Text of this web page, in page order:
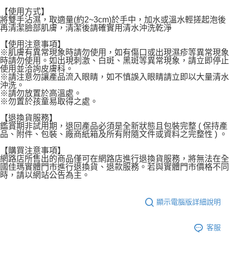
【使用方式】
將雙手沾濕，取適量(約2~3cm)於手中，加水或溫水輕搓起泡後
再清潔臉部肌膚，清潔後請確實用清水沖洗乾淨
【使用注意事項】
※肌膚有異常現象時請勿使用，如有傷口或出現濕疹等異常現象
時請勿使用。如出現刺激、白斑、黑斑等異常現象，請立即停止
使用並洽詢皮膚科。
※請注意勿讓產品流入眼睛，如不慎誤入眼睛請立即以大量清水
沖洗。
※請勿放置於高溫處。
※勿置於孩童易取得之處。
【退換貨服務】
鑑賞期非試用期，退回產品必須是全新狀態且包裝完整 ( 保持產
品、附件、包裝、廠商紙箱及所有附隨文件或資料之完整性 ) 。
【購買注意事項】
網路店所售出的商品僅可在網路店進行退換貨服務，將無法在全
國佳瑪實體門市進行退換貨、退款服務。若與實體門市價格不同
時，請以網站公告為主。
顯示電腦版詳細說明
客服